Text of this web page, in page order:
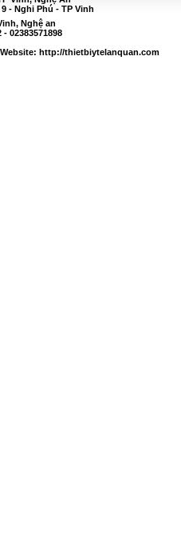
- Nghi Phú - TP Vinh
Nghệ an
02383571898
http://thietbiytelanquan.com